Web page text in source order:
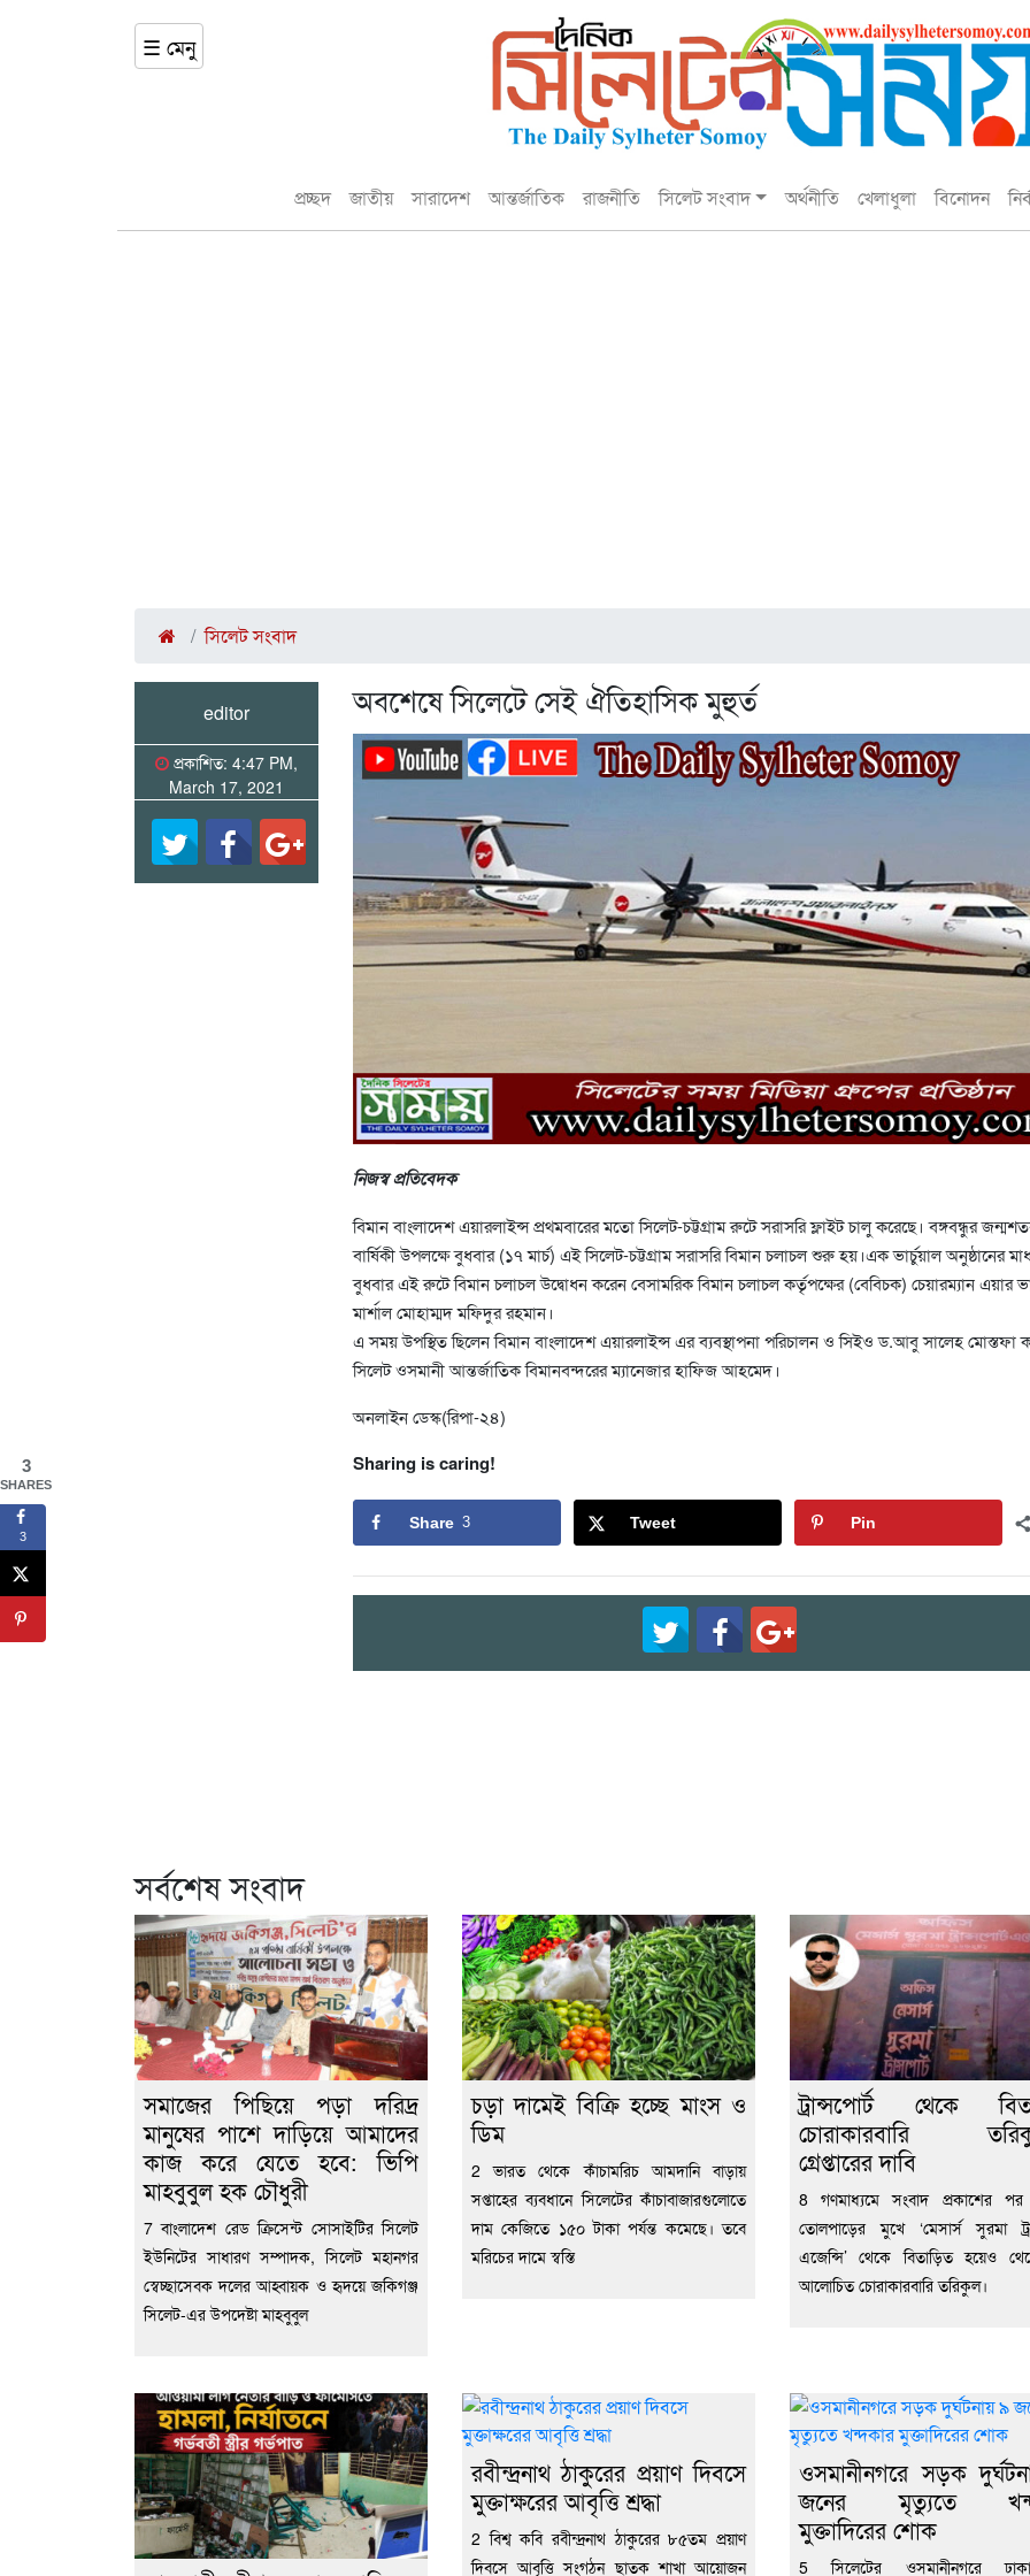
☰ মেনু
প্রচ্ছদ জাতীয় সারাদেশ আন্তর্জাতিক রাজনীতি সিলেট সংবাদ অর্থনীতি খেলাধুলা বিনোদন
সিলেট সংবাদ
editor
প্রকাশিত: 4:47 PM,
March 17, 2021
অবশেষে সিলেটে সেই ঐতিহাসিক মুহুর্ত
নিজস্ব প্রতিবেদক
বিমান বাংলাদেশ এয়ারলাইন্স প্রথমবারের মতো সিলেট-চট্টগ্রাম রুটে সরাসরি ফ্লাইট চালু করেছে। বঙ্গবন্ধুর
বার্ষিকী উপলক্ষে বুধবার (১৭ মার্চ) এই সিলেট-চট্টগ্রাম সরাসরি বিমান চলাচল শুরু হয়।এক ভার্চুয়াল অনুষ্ঠানের
বুধবার এই রুটে বিমান চলাচল উদ্বোধন করেন বেসামরিক বিমান চলাচল কর্তৃপক্ষের (বেবিচক) চেয়ারম্যান এয়ার
মার্শাল মোহাম্মদ মফিদুর রহমান।
এ সময় উপস্থিত ছিলেন বিমান বাংলাদেশ এয়ারলাইন্স এর ব্যবস্থাপনা পরিচালন ও সিইও ড.আবু সালেহ মোস্তফা
সিলেট ওসমানী আন্তর্জাতিক বিমানবন্দরের ম্যানেজার হাফিজ আহমেদ।
অনলাইন ডেস্ক(রিপা-২৪)
Sharing is caring!
Share 3 Tweet Pin
সর্বশেষ সংবাদ
সমাজের পিছিয়ে পড়া দরিদ্র
মানুষের পাশে দাড়িয়ে আমাদের
কাজ করে যেতে হবে: ভিপি
মাহবুবুল হক চৌধুরী
7 বাংলাদেশ রেড ক্রিসেন্ট সোসাইটির সিলেট
ইউনিটের সাধারণ সম্পাদক, সিলেট মহানগর
স্বেচ্ছাসেবক দলের আহ্বায়ক ও হৃদয়ে জকিগঞ্জ
সিলেট-এর উপদেষ্টা মাহবুবুল
চড়া দামেই বিক্রি হচ্ছে মাংস ও
ডিম
2 ভারত থেকে কাঁচামরিচ আমদানি বাড়ায়
সপ্তাহের ব্যবধানে সিলেটের কাঁচাবাজারগুলোতে
দাম কেজিতে ১৫০ টাকা পর্যন্ত কমেছে। তবে
মরিচের দামে স্বস্তি
ট্রান্সপোর্ট থেকে
চোরাকারবারি
গ্রেপ্তারের দাবি
8 গণমাধ্যমে সংবাদ প্রকাশের পর
তোলপাড়ের মুখে ‘মেসার্স সুরমা
এজেন্সি’ থেকে বিতাড়িত হয়েও
আলোচিত চোরাকারবারি তরিকুল।
রবীন্দ্রনাথ ঠাকুরের প্রয়াণ দিবসে
মুক্তাক্ষরের আবৃত্তি শ্রদ্ধা
2 বিশ্ব কবি রবীন্দ্রনাথ ঠাকুরের ৮৫তম প্রয়াণ
দিবসে আবৃত্তি সংগঠন ছাতক শাখা আয়োজন
ওসমানীনগরে সড়ক
জনের মৃত্যুতে
মুক্তাদিরের শোক
5 সিলেটের ওসমানীনগরে
3
SHARES
3